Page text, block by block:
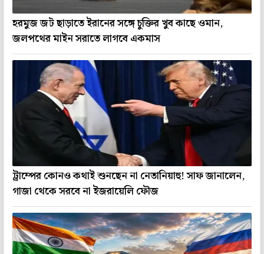
হরমুজ জট ছাড়াতে ইরানের সঙ্গে চুক্তির খুব কাছে ওমান,
জলপথের মাইন সরাতে লাগবে একমাস
ট্রাম্পের কোনও কথাই শুনছেন না নেতানিয়াহু! সাফ জানালেন,
গাজা থেকে সরবে না ইজরায়েলি ফৌজ